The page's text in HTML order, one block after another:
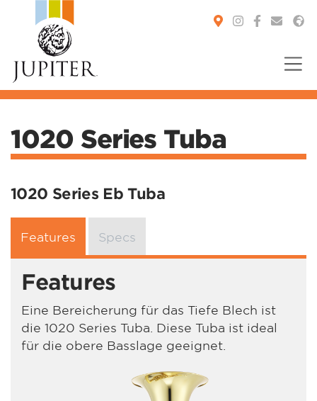
1020 Series Tuba
1020 Series Eb Tuba
Features Specs
Features
Eine Bereicherung für das Tiefe Blech ist
die 1020 Series Tuba. Diese Tuba ist ideal
für die obere Basslage geeignet.